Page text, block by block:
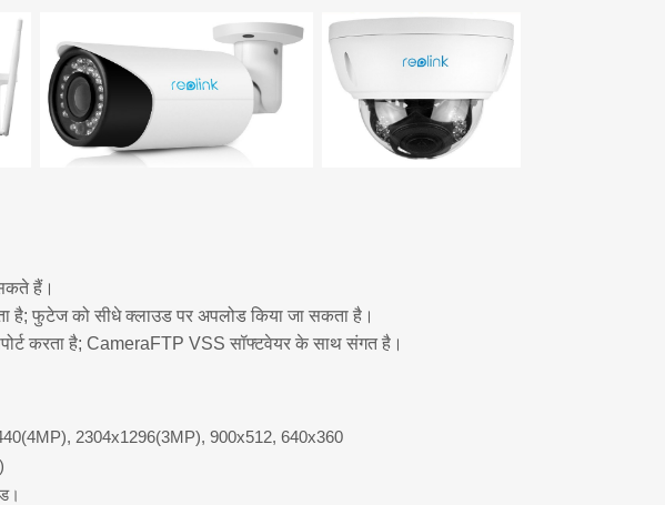
हैं।
है; फुटेज को सीधे क्लाउड पर अपलोड किया जा सकता है।
करता है; CameraFTP VSS सॉफ्टवेयर के साथ संगत है।
2304x1296(3MP), 900x512, 640x360